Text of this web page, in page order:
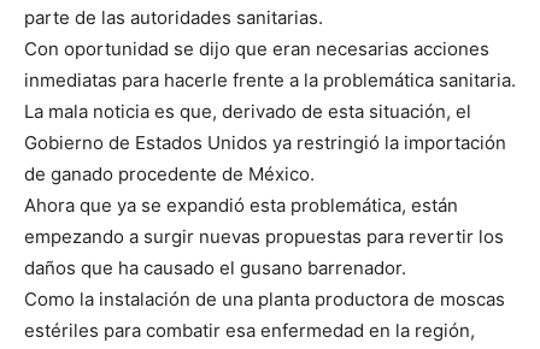
parte de las autoridades sanitarias.
Con oportunidad se dijo que eran necesarias acciones
inmediatas para hacerle frente a la problemática sanitaria.
La mala noticia es que, derivado de esta situación, el
Gobierno de Estados Unidos ya restringió la importación
de ganado procedente de México.
Ahora que ya se expandió esta problemática, están
empezando a surgir nuevas propuestas para revertir los
daños que ha causado el gusano barrenador.
Como la instalación de una planta productora de moscas
estériles para combatir esa enfermedad en la región,